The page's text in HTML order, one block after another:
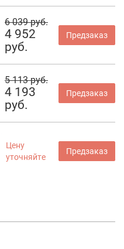
6 039 руб.
4 952
руб.
Предзаказ
5 113 руб.
4 193
руб.
Предзаказ
Цену
уточняйте
Предзаказ